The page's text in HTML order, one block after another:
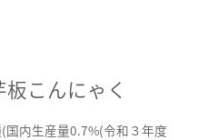
こんにゃく
内生産量0.7%(令和３年度